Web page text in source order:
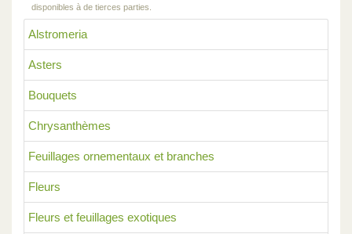
Alstromeria
Asters
Bouquets
Chrysanthèmes
Feuillages ornementaux et branches
Fleurs
Fleurs et feuillages exotiques
disponibles à de tierces parties.